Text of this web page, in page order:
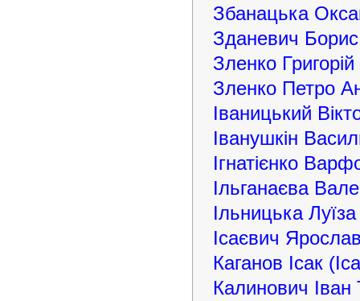
Збанацька
Зданевич
Зленко
Зленко Петро
Іваницький
Іванушкін
Ігнатієнко
Ільганаєва
Ільницька Луїза
Ісаєвич
Каганов Ісак
Калинович Іван